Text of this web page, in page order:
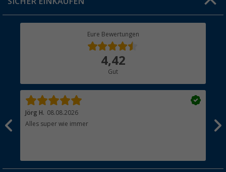
Rücksendung
Eure Bewertungen
4,42
Gut
Jörg H. 08.08.2026
Alles super wie immer